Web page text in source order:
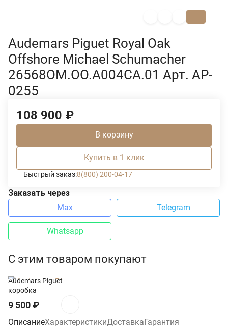
Audemars Piguet Royal Oak
Offshore Michael Schumacher
26568OM.OO.A004CA.01 Арт. AP-
0255
108 900 ₽
В корзину
Купить в 1 клик
Быстрый заказ:8(800) 200-04-17
Заказать через
Max
Telegram
Whatsapp
С этим товаром покупают
Audemars Piguet
коробка
9 500 ₽
ОписаниеХарактеристикиДоставка Гарантия